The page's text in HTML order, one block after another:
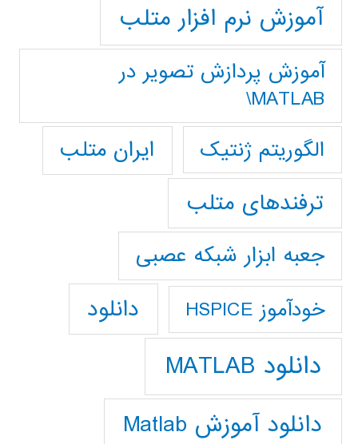
آموزش نرم افزار متلب
آموزش پردازش تصوير در
MATLAB\
الگوریتم ژنتیک
ایران متلب
ترفندهای متلب
جعبه ابزار شبکه عصبی
خودآموز HSPICE دانلود
دانلود MATLAB
دانلود آموزش Matlab